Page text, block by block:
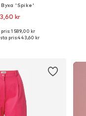
'Spike'
kr
storlekar: 34
1 589,00 kr
pris:443,60 kr